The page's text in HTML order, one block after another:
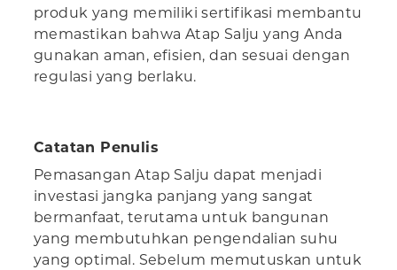
produk yang memiliki sertifikasi membantu
memastikan bahwa Atap Salju yang Anda
gunakan aman, efisien, dan sesuai dengan
regulasi yang berlaku.
Catatan Penulis
Pemasangan Atap Salju dapat menjadi
investasi jangka panjang yang sangat
bermanfaat, terutama untuk bangunan
yang membutuhkan pengendalian suhu
yang optimal. Sebelum memutuskan untuk